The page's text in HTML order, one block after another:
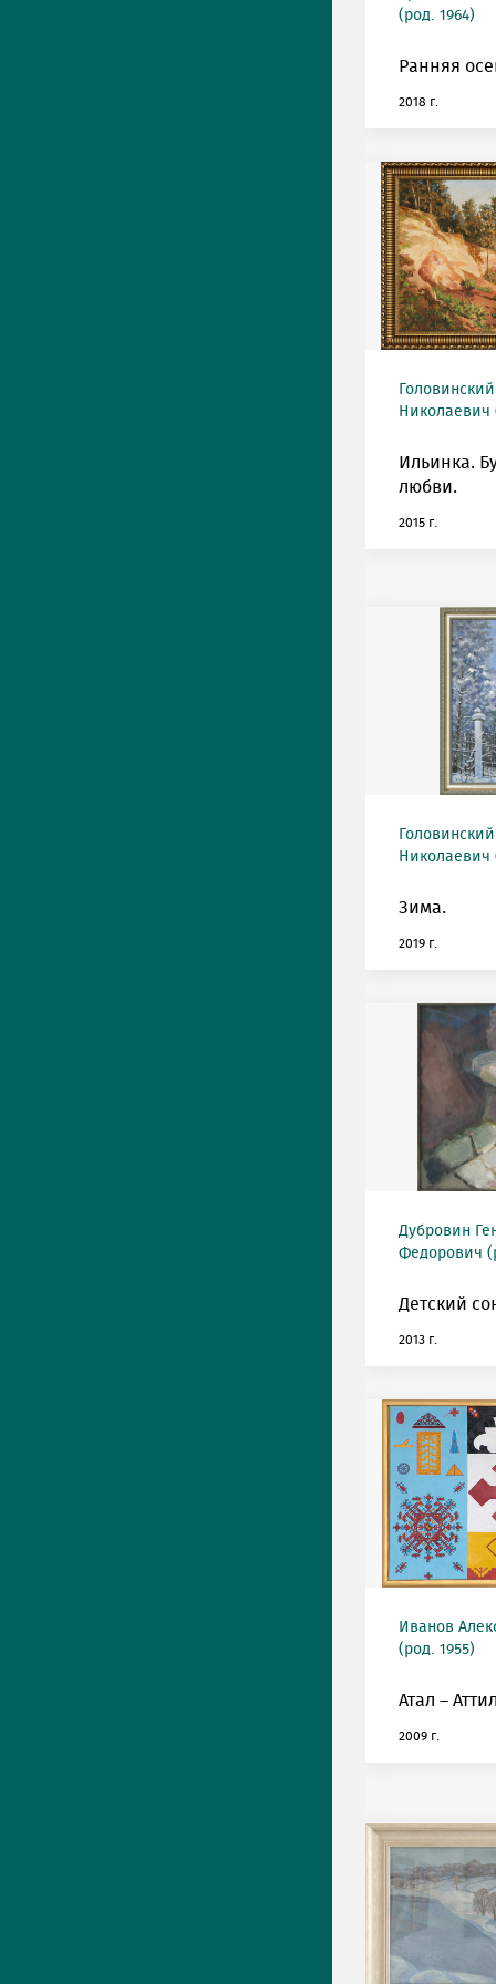
(род. 1964)
Ранняя
2018 г.
Николаевич
Ильинка.
любви.
2015 г.
Николаевич
Зима.
2019 г.
Дубровин
Федорович
Детский
2013 г.
Иванов
(род. 1955)
Атал –
2009 г.